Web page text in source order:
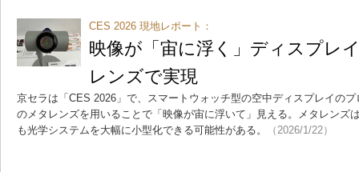
CES 2026 現地レポート：
映像が「宙に浮く」ディスプレ
レンズで実現
京セラは「CES 2026」で、スマートウォッチ型の空中ディスプレイの
のメタレンズを用いることで「映像が宙に浮いて」見える。メタレンズ
も光学システムを大幅に小型化できる可能性がある。
（2026/1/22）